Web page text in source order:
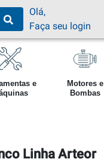
Olá,
Faça seu login
e
Motores e
Bombas
Linha Arteor